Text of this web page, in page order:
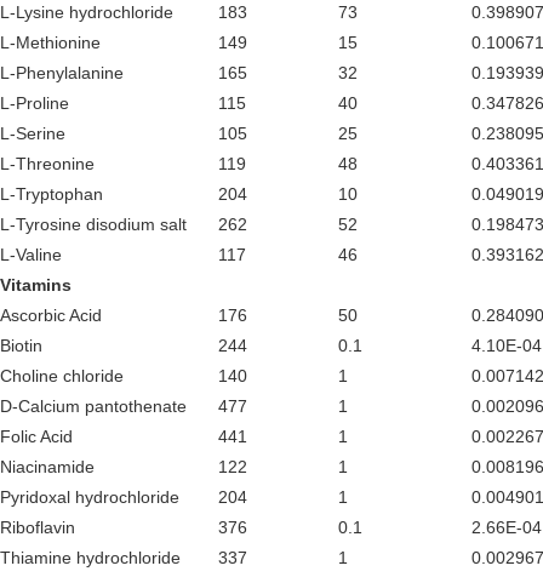
L-Lysine hydrochloride
183 73
L-Methionine
149 15
L-Phenylalanine
165 32
L-Proline
115 40
L-Serine
105 25
L-Threonine
119 48
L-Tryptophan
204 10
L-Tyrosine disodium salt
262 52
L-Valine
117 46
Vitamins
Ascorbic Acid
176 50
Biotin
244 0.1
4.10E-04
Choline chloride
140 1
D-Calcium pantothenate
477 1
Folic Acid
441 1
Niacinamide
122 1
Pyridoxal hydrochloride
204 1
Riboflavin
376 0.1
2.66E-04
Thiamine hydrochloride
337 1